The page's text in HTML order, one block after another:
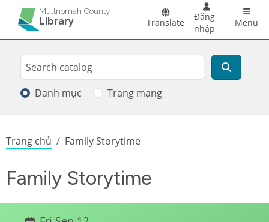
Skip to main content
Multnomah County
Library Translate
Đăng
nhập
Menu
Search
Tìm kiếm
Danh mục Trang mạng
Breadcrumb
Trang chủ Family Storytime
Family Storytime